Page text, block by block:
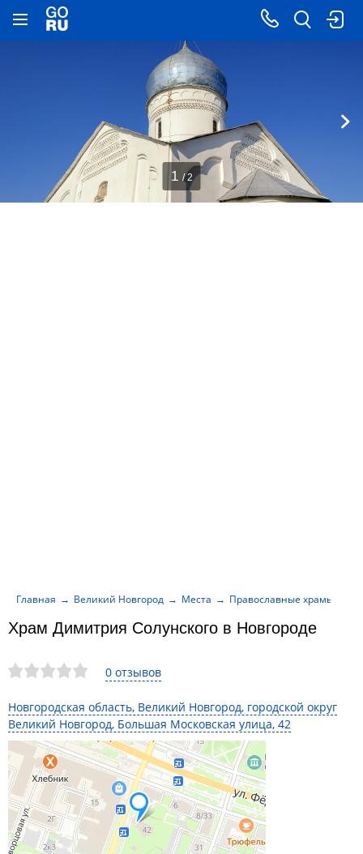
0 отзывов
Новгородская область, Великий Новгород, городской округ
Великий Новгород, Большая Московская улица, 42
Храм Димитрия Солунского в Новгороде
Главная Великий Новгород Места Православные храмы
1 / 2